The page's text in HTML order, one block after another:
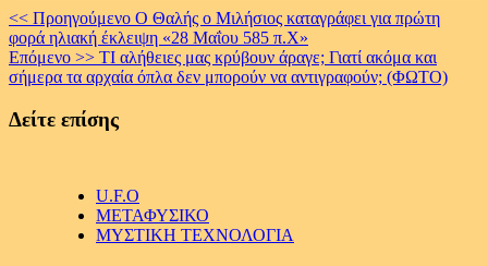
Continue
Reading
<< Προηγούμενο Ο Θαλής ο Μιλήσιος καταγράφει για πρώτη
φορά ηλιακή έκλειψη «28 Μαΐου 585 π.Χ»
Επόμενο >> ΤΙ αλήθειες μας κρύβουν άραγε; Γιατί ακόμα και
σήμερα τα αρχαία όπλα δεν μπορούν να αντιγραφούν; (ΦΩΤΟ)
Δείτε επίσης
U.F.O
ΜΕΤΑΦΥΣΙΚΟ
ΜΥΣΤΙΚΗ ΤΕΧΝΟΛΟΓΙΑ